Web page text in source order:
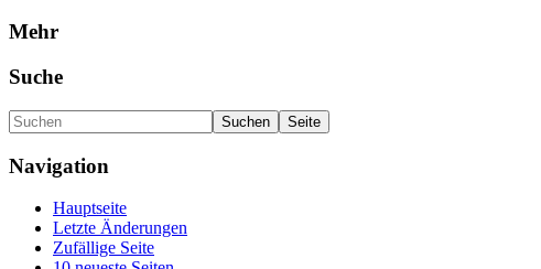
Mehr
Suche
Navigation
Hauptseite
Letzte Änderungen
Zufällige Seite